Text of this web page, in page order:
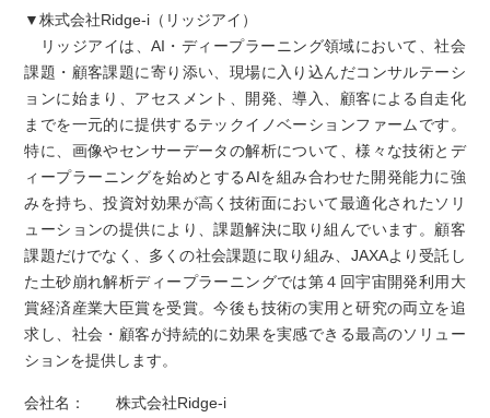
▼株式会社Ridge-i（リッジアイ）
リッジアイは、AI・ディープラーニング領域において、社会
課題・顧客課題に寄り添い、現場に入り込んだコンサルテーシ
ョンに始まり、アセスメント、開発、導入、顧客による自走化
までを一元的に提供するテックイノベーションファームです。
特に、画像やセンサーデータの解析について、様々な技術とデ
ィープラーニングを始めとするAIを組み合わせた開発能力に強
みを持ち、投資対効果が高く技術面において最適化されたソリ
ューションの提供により、課題解決に取り組んでいます。顧客
課題だけでなく、多くの社会課題に取り組み、JAXAより受託し
た土砂崩れ解析ディープラーニングでは第４回宇宙開発利用大
賞経済産業大臣賞を受賞。今後も技術の実用と研究の両立を追
求し、社会・顧客が持続的に効果を実感できる最高のソリュー
ションを提供します。
会社名：株式会社Ridge-i